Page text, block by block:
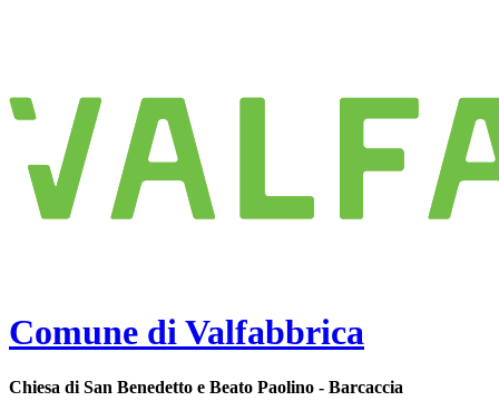
Comune di Valfabbrica
Chiesa di San Benedetto e Beato Paolino - Barcaccia